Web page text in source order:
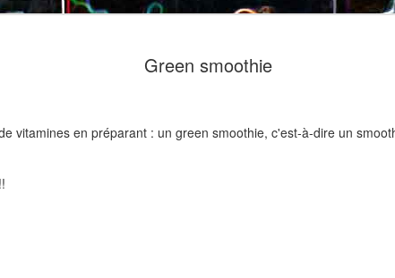
Green smoothie
vitamines en préparant : un green smoothie, c'est-à-dire un
2